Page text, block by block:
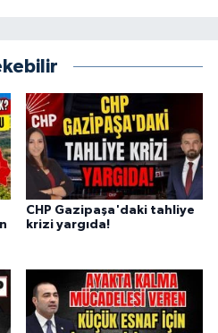
CHP Gazipaşa'daki tahliye
krizi yargıda!